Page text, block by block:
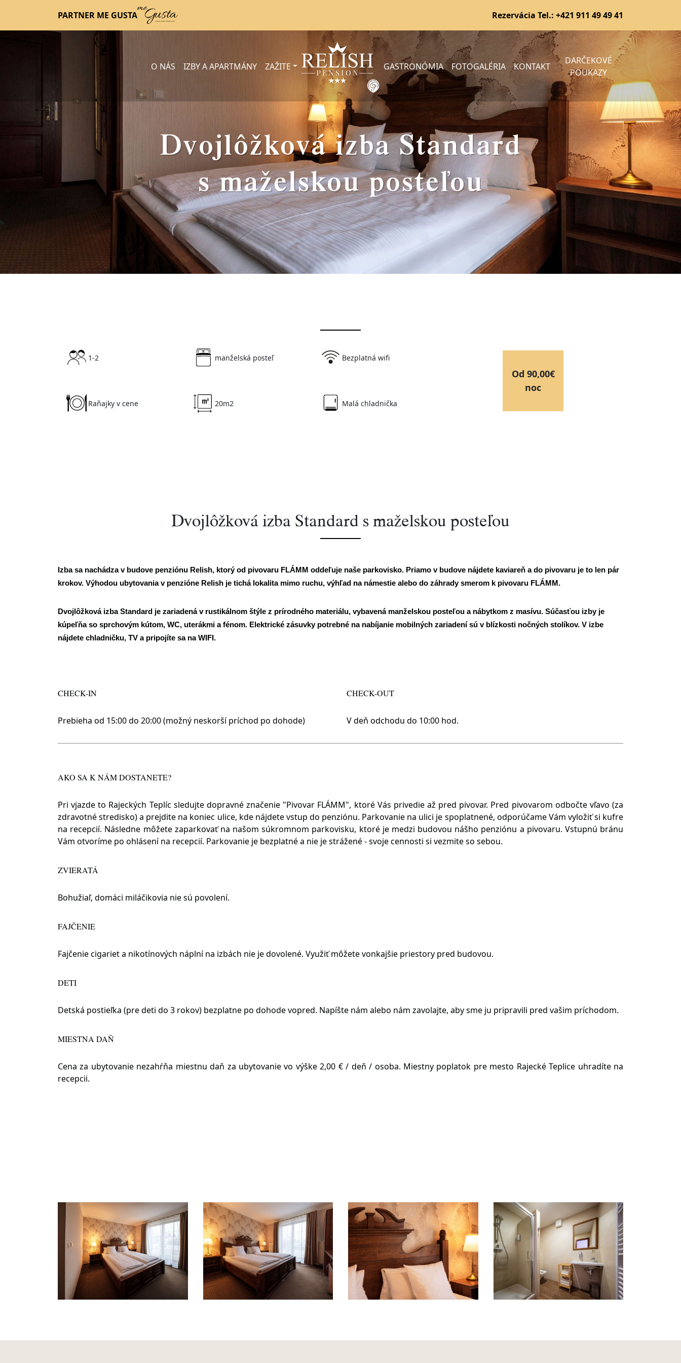
PARTNER ME GUSTA Rezervácia Tel.: +421 911 49 49 41
O NÁS IZBY A APARTMÁNY ZAŽITE GASTRONÓMIA FOTOGALÉRIA KONTAKT
DARČEKOVÉ
POUKAZY
Dvojlôžková izba Standard
s maželskou posteľou
1-2 manželská posteľ Bezplatná wifi
Raňajky v cene 20m2 Malá chladnička
Od 90,00€
noc
Dvojlôžková izba Standard s maželskou posteľou
Izba sa nachádza v budove penziónu Relish, ktorý od pivovaru FLÁMM oddeľuje naše parkovisko. Priamo v budove nájdete kaviareň a do pivovaru je to len pár
krokov. Výhodou ubytovania v penzióne Relish je tichá lokalita mimo ruchu, výhľad na námestie alebo do záhrady smerom k pivovaru FLÁMM.
Dvojlôžková izba Standard je zariadená v rustikálnom štýle z prírodného materiálu, vybavená manželskou posteľou a nábytkom z masívu. Súčasťou izby je
kúpeľňa so sprchovým kútom, WC, uterákmi a fénom. Elektrické zásuvky potrebné na nabíjanie mobilných zariadení sú v blízkosti nočných stolíkov. V izbe
nájdete chladničku, TV a pripojíte sa na WIFI.
CHECK-IN
Prebieha od 15:00 do 20:00 (možný neskorší príchod po dohode)
CHECK-OUT
V deň odchodu do 10:00 hod.
AKO SA K NÁM DOSTANETE?
Pri vjazde to Rajeckých Teplíc sledujte dopravné značenie "Pivovar FLÁMM", ktoré Vás privedie až pred pivovar. Pred pivovarom odbočte vľavo (za
zdravotné stredisko) a prejdite na koniec ulice, kde nájdete vstup do penziónu. Parkovanie na ulici je spoplatnené, odporúčame Vám vyložiť si kufre
na recepcií. Následne môžete zaparkovať na našom súkromnom parkovisku, ktoré je medzi budovou nášho penziónu a pivovaru. Vstupnú bránu
Vám otvoríme po ohlásení na recepcií. Parkovanie je bezplatné a nie je strážené - svoje cennosti si vezmite so sebou.
ZVIERATÁ
Bohužiaľ, domáci miláčikovia nie sú povolení.
FAJČENIE
Fajčenie cigariet a nikotínových náplní na izbách nie je dovolené. Využiť môžete vonkajšie priestory pred budovou.
DETI
Detská postieľka (pre deti do 3 rokov) bezplatne po dohode vopred. Napíšte nám alebo nám zavolajte, aby sme ju pripravili pred vašim príchodom.
MIESTNA DAŇ
Cena za ubytovanie nezahŕňa miestnu daň za ubytovanie vo výške 2,00 € / deň / osoba. Miestny poplatok pre mesto Rajecké Teplice uhradíte na
recepcii.